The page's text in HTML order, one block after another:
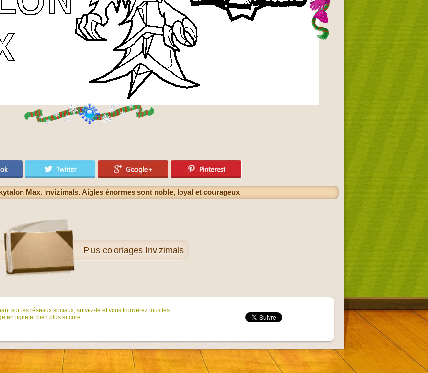
Max. Invizimals. Aigles énormes sont noble, loyal et courageux
Plus coloriages Invizimals
sur ​​les réseaux sociaux, suivez-le et vous trouverez tous les
en ligne et bien plus encore